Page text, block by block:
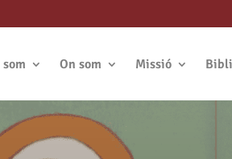
On som Missió